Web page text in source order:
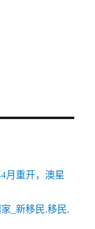
月重开，澳星
_新移民,移民,